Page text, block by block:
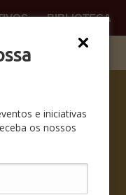
e iniciativas
os nossos
BIBLIOTECA